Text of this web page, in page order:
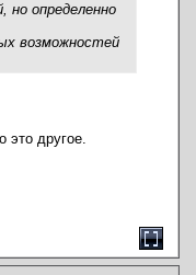
но определенно
возможностей
это другое.